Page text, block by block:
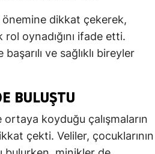
önemine dikkat çekerek,
oynadığını ifade etti.
ve sağlıklı bireyler
BULUŞTU
koyduğu çalışmaların
çekti. Veliler, çocuklarının